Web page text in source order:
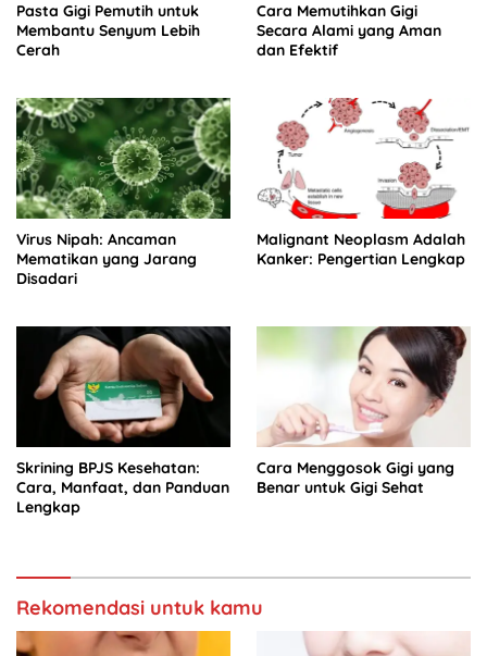
Pasta Gigi Pemutih untuk
Membantu Senyum Lebih
Cerah
Cara Memutihkan Gigi
Secara Alami yang Aman
dan Efektif
Virus Nipah: Ancaman
Mematikan yang Jarang
Disadari
Malignant Neoplasm Adalah
Kanker: Pengertian Lengkap
Skrining BPJS Kesehatan:
Cara, Manfaat, dan Panduan
Lengkap
Cara Menggosok Gigi yang
Benar untuk Gigi Sehat
Rekomendasi untuk kamu